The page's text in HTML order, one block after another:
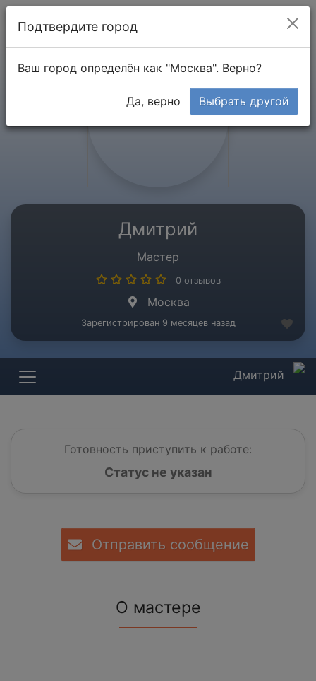
Дмитрий
Мастер
0 отзывов
Москва
Зарегистрирован 9 месяцев назад
Дмитрий
Готовность приступить к работе:
Статус не указан
Отправить сообщение
О мастере
Подтвердите город
Ваш город определён как "Москва". Верно?
Да, верно Выбрать другой